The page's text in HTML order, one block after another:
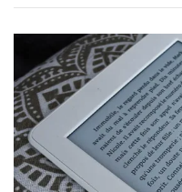
Actualités
mode
(5)
Conseils
mode
(25)
Découvertes